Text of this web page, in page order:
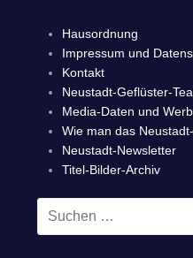
Hausordnung
Impressum und
Kontakt
Neustadt-Geflüster-
Media-Daten und
Wie man das
Neustadt-Newsletter
Titel-Bilder-Archiv
Suchen